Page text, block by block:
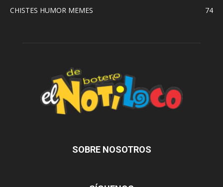
CHISTES HUMOR MEMES
74
SOBRE NOSOTROS